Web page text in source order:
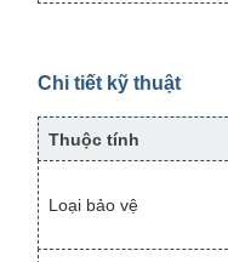
Chi tiết kỹ thuật
Thuộc tính
Loại bảo vệ